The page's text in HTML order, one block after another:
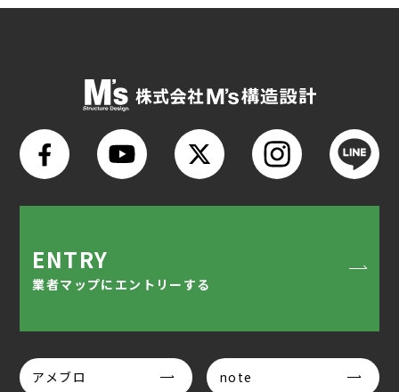
ENTRY
業者マップにエントリーする
アメブロ note